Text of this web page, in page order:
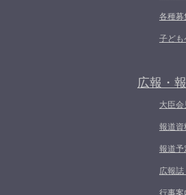
各種募
子ども
広報・
大臣
報道資
報道予
広報誌
行事案